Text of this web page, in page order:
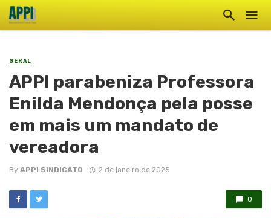
GERAL
APPI parabeniza Professora
Enilda Mendonça pela posse
em mais um mandato de
vereadora
By APPI SINDICATO 2 de janeiro de 2025
0